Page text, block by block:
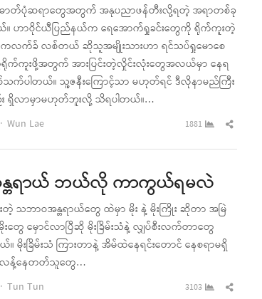
ဓာတ်ပုံဆရာတွေအတွက် အနုပညာဖန်တီးလို့ရတဲ့ အရာတစ်ခု
ယ်။ ဟာဝိုင်ယီပြည်နယ်က ရေအောက်ရှုခင်းတွေကို ရိုက်ကူးတဲ့
လက်ခ် လစ်တယ် ဆိုသူအမျိုးသားဟာ ရင်သပ်ရှုမောစေ
က်ကူးဖို့အတွက် အားပြင်းတဲ့လှိုင်းလုံးတွေအလယ်မှာ နေရ
ပါတယ်။ သူ့ဇနီးကြောင့်သာ မဟုတ်ရင် ဒီလိုနာမည်ကြီး
ရှိလာမှာမဟုတ်ဘူးလို့ သိရပါတယ်။…
Author
Wun Lae 1881
Share
post
န္တရာယ် ဘယ်လို ကာကွယ်ရမလဲ
သဘာဝအန္တရာယ်တွေ ထဲမှာ မိုး နဲ့ မိုးကြိုး ဆိုတာ အမြဲ
ေ မှောင်လာပြီဆို မိုးခြိမ်းသံနဲ့ လျှပ်စီးလက်တာတွေ
မိုးခြိမ်းသံ ကြားတာနဲ့ အိမ်ထဲနေရင်းတောင် နေစရာမရှိ
လန့်နေတတ်သူတွေ…
Author
Tun Tun 3103
Share